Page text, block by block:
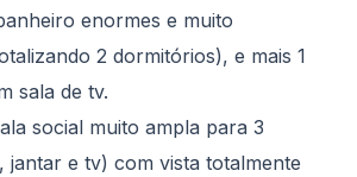
enormes e muito
2 dormitórios), e mais 1
sala de tv.
social muito ampla para 3
jantar e tv) com vista totalmente